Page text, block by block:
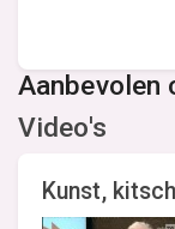
Aanbevolen
Video's
Kunst,